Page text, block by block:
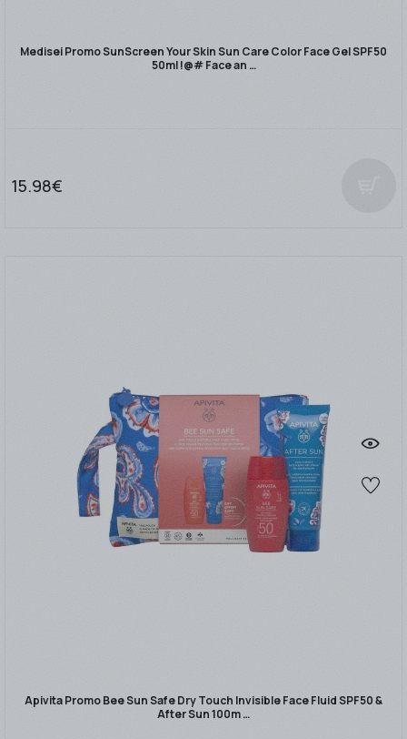
Medisei Promo SunScreen Your Skin Sun Care Color Face Gel SPF50
50ml !@# Face an …
15.98€
Apivita Promo Bee Sun Safe Dry Touch Invisible Face Fluid SPF50 &
After Sun 100m …